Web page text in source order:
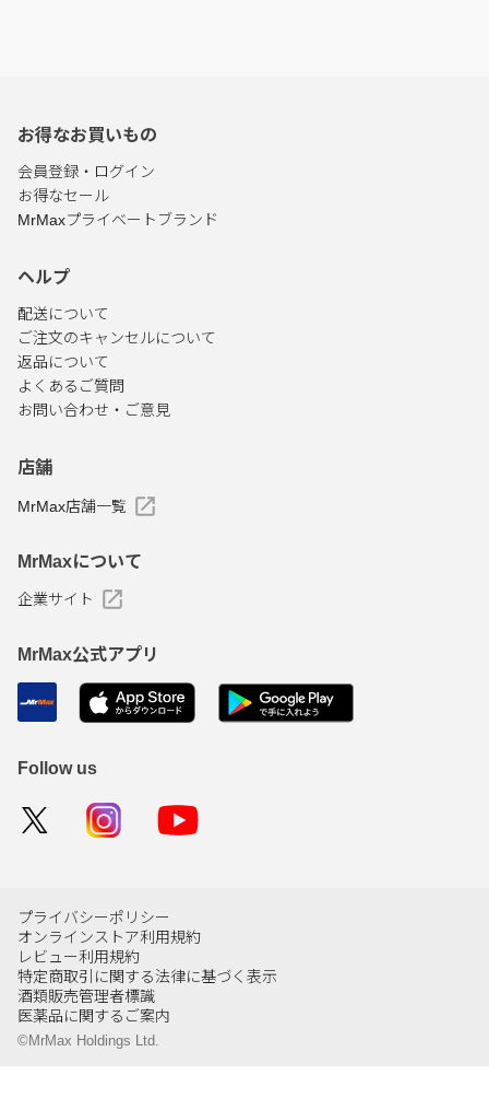
お得なお買いもの
会員登録・ログイン
お得なセール
MrMaxプライベートブランド
ヘルプ
配送について
ご注文のキャンセルについて
返品について
よくあるご質問
お問い合わせ・ご意見
店舗
MrMax店舗一覧
MrMaxについて
企業サイト
MrMax公式アプリ
Follow us
プライバシーポリシー
オンラインストア利用規約
レビュー利用規約
特定商取引に関する法律に基づく表示
酒類販売管理者標識
医薬品に関するご案内
©MrMax Holdings Ltd.